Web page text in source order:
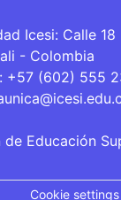
Icesi: Calle 18
- Colombia
+57 (602) 555
Educación
Cookie settings